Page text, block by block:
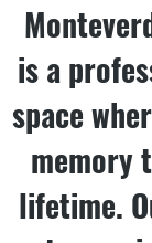
is a
space
memory
lifetime.